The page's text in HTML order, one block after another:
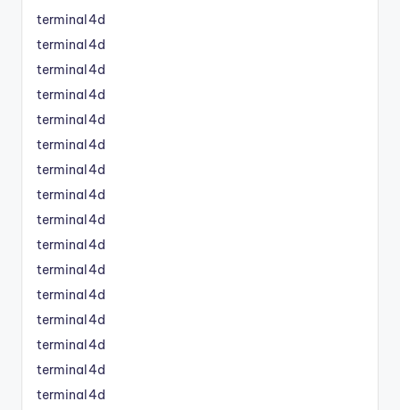
terminal4d
terminal4d
terminal4d
terminal4d
terminal4d
terminal4d
terminal4d
terminal4d
terminal4d
terminal4d
terminal4d
terminal4d
terminal4d
terminal4d
terminal4d
terminal4d